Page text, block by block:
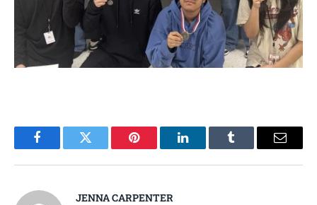
FacebookTwitter Pinterest LinkedInTumblr Email
JENNA CARPENTER